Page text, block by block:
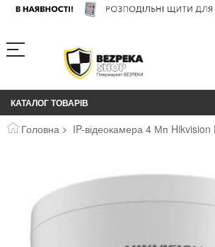
КАТАЛОГ ТОВАРІВ
Головна IP-відеокамера 4 Мп Hikvision
зображень